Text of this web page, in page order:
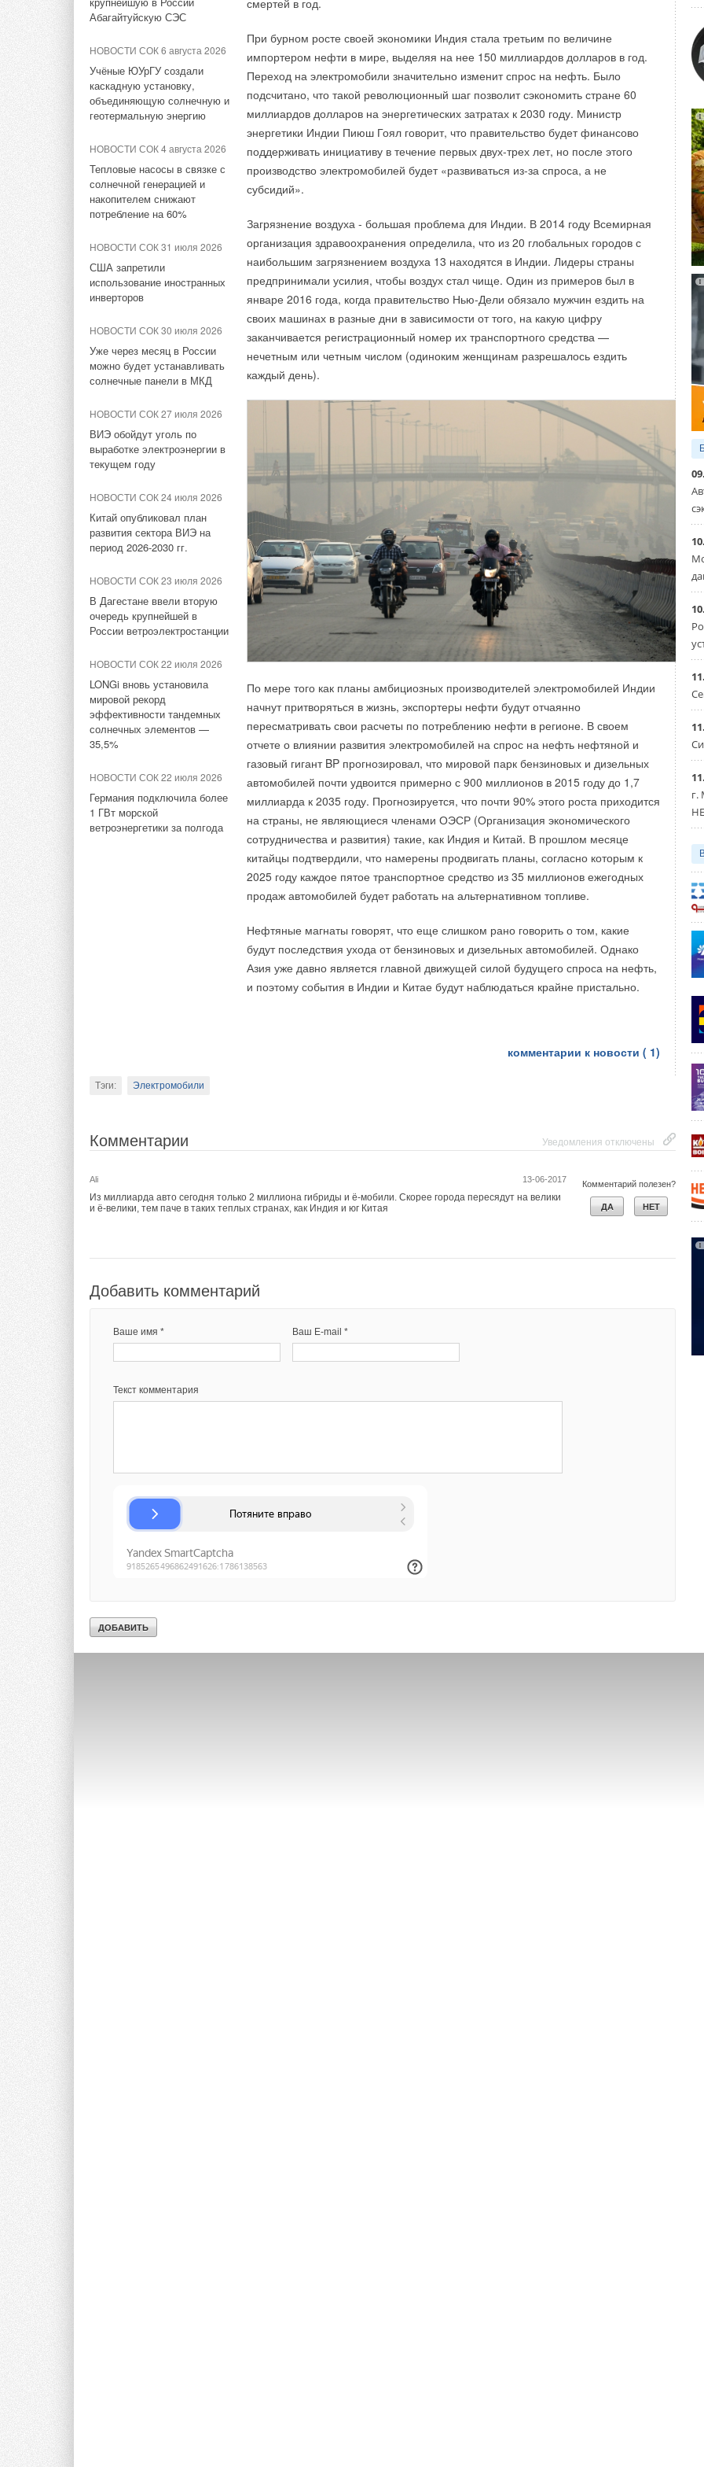
Абагайтуйскую СЭС
НОВОСТИ СОК 6 августа 2026
Учёные ЮУрГУ создали
каскадную установку,
объединяющую солнечную и
геотермальную энергию
НОВОСТИ СОК 4 августа 2026
Тепловые насосы в связке с
солнечной генерацией и
накопителем снижают
потребление на 60%
НОВОСТИ СОК 31 июля 2026
США запретили
использование иностранных
инверторов
НОВОСТИ СОК 30 июля 2026
Уже через месяц в России
можно будет устанавливать
солнечные панели в МКД
НОВОСТИ СОК 27 июля 2026
ВИЭ обойдут уголь по
выработке электроэнергии в
текущем году
НОВОСТИ СОК 24 июля 2026
Китай опубликовал план
развития сектора ВИЭ на
период 2026-2030 гг.
НОВОСТИ СОК 23 июля 2026
В Дагестане ввели вторую
очередь крупнейшей в
России ветроэлектростанции
НОВОСТИ СОК 22 июля 2026
LONGi вновь установила
мировой рекорд
эффективности тандемных
солнечных элементов —
35,5%
НОВОСТИ СОК 22 июля 2026
Германия подключила более
1 ГВт морской
ветроэнергетики за полгода
смертей в год.
При бурном росте своей экономики Индия стала третьим по величине
импортером нефти в мире, выделяя на нее 150 миллиардов долларов в год.
Переход на электромобили значительно изменит спрос на нефть. Было
подсчитано, что такой революционный шаг позволит сэкономить стране 60
миллиардов долларов на энергетических затратах к 2030 году. Министр
энергетики Индии Пиюш Гоял говорит, что правительство будет финансово
поддерживать инициативу в течение первых двух-трех лет, но после этого
производство электромобилей будет «развиваться из-за спроса, а не
субсидий».
Загрязнение воздуха - большая проблема для Индии. В 2014 году Всемирная
организация здравоохранения определила, что из 20 глобальных городов с
наибольшим загрязнением воздуха 13 находятся в Индии. Лидеры страны
предпринимали усилия, чтобы воздух стал чище. Один из примеров был в
январе 2016 года, когда правительство Нью-Дели обязало мужчин ездить на
своих машинах в разные дни в зависимости от того, на какую цифру
заканчивается регистрационный номер их транспортного средства —
нечетным или четным числом (одиноким женщинам разрешалось ездить
каждый день).
По мере того как планы амбициозных производителей электромобилей Индии
начнут притворяться в жизнь, экспортеры нефти будут отчаянно
пересматривать свои расчеты по потреблению нефти в регионе. В своем
отчете о влиянии развития электромобилей на спрос на нефть нефтяной и
газовый гигант BP прогнозировал, что мировой парк бензиновых и дизельных
автомобилей почти удвоится примерно с 900 миллионов в 2015 году до 1,7
миллиарда к 2035 году. Прогнозируется, что почти 90% этого роста приходится
на страны, не являющиеся членами ОЭСР (Организация экономического
сотрудничества и развития) такие, как Индия и Китай. В прошлом месяце
китайцы подтвердили, что намерены продвигать планы, согласно которым к
2025 году каждое пятое транспортное средство из 35 миллионов ежегодных
продаж автомобилей будет работать на альтернативном топливе.
Нефтяные магнаты говорят, что еще слишком рано говорить о том, какие
будут последствия ухода от бензиновых и дизельных автомобилей. Однако
Азия уже давно является главной движущей силой будущего спроса на нефть,
и поэтому события в Индии и Китае будут наблюдаться крайне пристально.
комментарии к новости ( 1)
Тэги: Электромобили
Уведомления отключены
Комментарии
13-06-2017
Ali
Из миллиарда авто сегодня только 2 миллиона гибриды и ё-мобили. Скорее города пересядут на велики
и ё-велики, тем паче в таких теплых странах, как Индия и юг Китая
Комментарий полезен?
ДА НЕТ
Добавить комментарий
Ваше имя * Ваш E-mail *
Текст комментария
г.
планы на 2019 год
НОВОСТИ СОК 8 июня 2018
Расширение модельного
ряда бойлеров HAJDU
ЖУРНАЛ СОК январь 2018
косвенного нагрева серии
ID…A
ЖУРНАЛ СОК январь 2018
Итоги года и перспективы
рынка
НОВОСТИ СОК 26 декабря
2017
НОВОСТИ СОК 28 сентября
2017
Энергоэффективные
HAJDU
НОВОСТИ СОК 14 апреля
2017
серии AQUASTIC и их
комплект
ЖУРНАЛ СОК январь 2012
для настенных котлов
электрические котлы. При помощи вышеуказанных источников тепловой
дальнейшем будет расходоваться для компенсации тепловых потерь здания.
Такая система отопления позволяет сохранять тепловую энергию полученную
от источников в то время, когда источник тепла вырабатывает более дешевую
энергию или бесплатную в случае использования солнечных панелей. Теперь
буферные накопители HAJDUсерии AQUASTIC станут еще доступнее для
потребителей.
Тэги: Представительство компании Hajdu (Хайду) Бренд Hajdu
Уведомления отключены
Комментарии
В этой теме еще нет комментариев
Добавить комментарий
Ваше имя * Ваш E-mail *
электродвигателей
SIEMENS
НОВОСТИ СОК 22 сентября
2022
Siemens Energy открыл
завод по производству
зеленого водорода
НОВОСТИ СОК 8 августа 2022
Siemens Energy начала
реструктуризацию бизнеса в
России
Немецкий концерн Siemens
заявил об уходе с
российского рынка
2021
На здании штаб-квартиры
Сименс установили
солнечные батареи
НОВОСТИ СОК 11 июня 2021
BAXI EXPO и Партнеры
Siemens уходит с рынка
домашних накопителей
энергии
«Сименс АГ» объявил
результаты второго квартала
2020 финансового года
Grundfos и Siemens
подписали соглашение о
партнёрстве
управление. В случае внешнего управления GxB181.1E/KN работает как
стандартный привод заслонки.
Контроллер теперь поддерживает тест линии шины: при нажатии кнопки для
перевода устройства в режим адресации светодиод становится красным, если
шина подключена корректно. В противном случае он не загорится, что
означает необходимость проверки подключения шины.
Автоматика, регуляторы, модули, термостаты,...
Комментарии
Добавить комментарий
Ваш E-mail *